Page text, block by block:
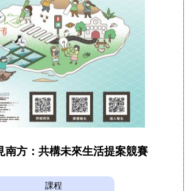
南方：共構未來生活提案競賽
課程